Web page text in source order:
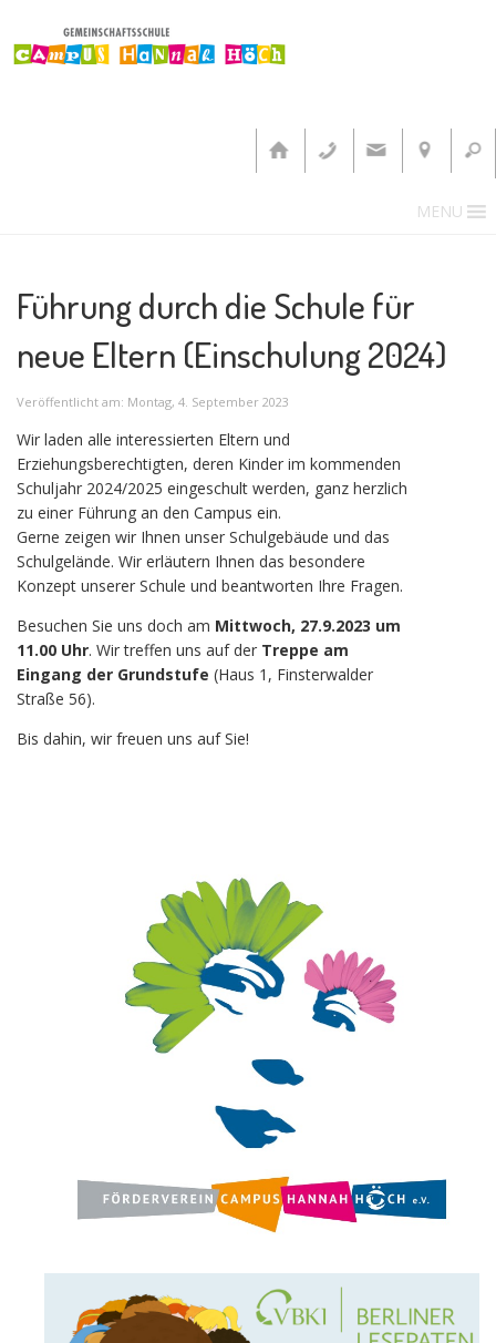
MENU
Führung durch die Schule für
neue Eltern (Einschulung 2024)
Veröffentlicht am: Montag, 4. September 2023
Wir laden alle interessierten Eltern und
Erziehungsberechtigten, deren Kinder im kommenden
Schuljahr 2024/2025 eingeschult werden, ganz herzlich
zu einer Führung an den Campus ein.
Gerne zeigen wir Ihnen unser Schulgebäude und das
Schulgelände. Wir erläutern Ihnen das besondere
Konzept unserer Schule und beantworten Ihre Fragen.
Besuchen Sie uns doch am Mittwoch, 27.9.2023 um
11.00 Uhr. Wir treffen uns auf der Treppe am
Eingang der Grundstufe (Haus 1, Finsterwalder
Straße 56).
Bis dahin, wir freuen uns auf Sie!